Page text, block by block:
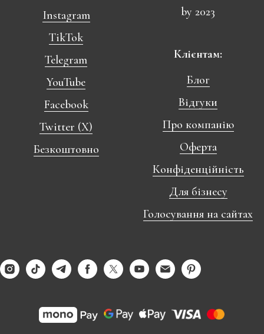
Instagram
TikTok
Telegram
YouTube
Facebook
Twitter (X)
Безкоштовно
by 2023
Клієнтам:
Блог
Відгуки
Про компанію
Оферта
Конфіденційність
Для бізнесу
Голосування на сайтах